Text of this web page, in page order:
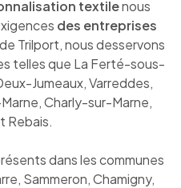
textilenous
des entreprises
Trilport, nous desservons
telles que La Ferté-sous-
Jumeaux, Varreddes,
Charly-sur-Marne,
Rebais.
dans les communes
Sammeron, Chamigny,